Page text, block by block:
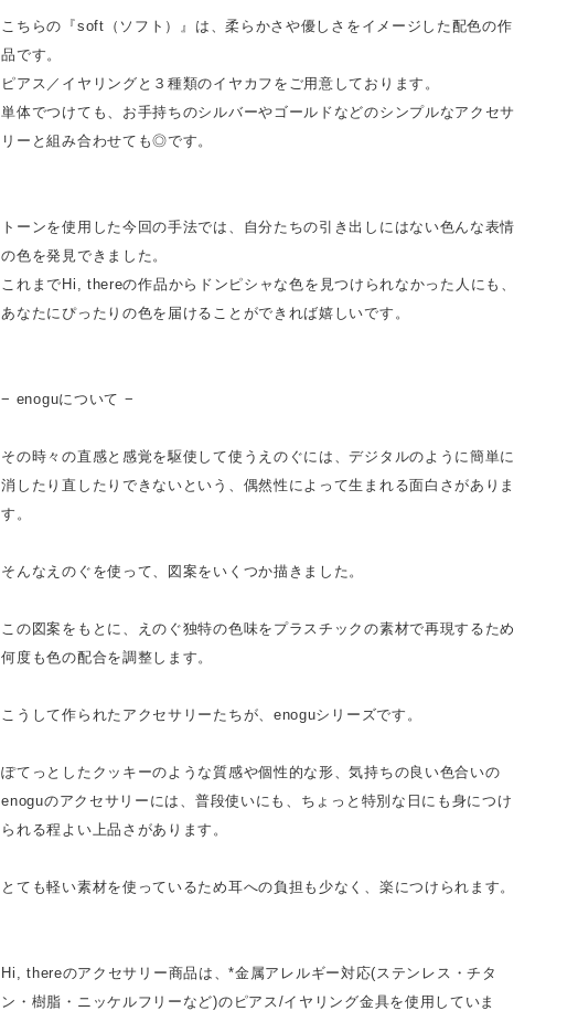
こちらの『soft（ソフト）』は、柔らかさや優しさをイメージした配色の作
品です。
ピアス／イヤリングと３種類のイヤカフをご用意しております。
単体でつけても、お手持ちのシルバーやゴールドなどのシンプルなアクセサ
リーと組み合わせても◎です。
トーンを使用した今回の手法では、自分たちの引き出しにはない色んな表情
の色を発見できました。
これまでHi, thereの作品からドンピシャな色を見つけられなかった人にも、
あなたにぴったりの色を届けることができれば嬉しいです。
− enoguについて −
その時々の直感と感覚を駆使して使うえのぐには、デジタルのように簡単に
消したり直したりできないという、偶然性によって生まれる面白さがありま
す。
そんなえのぐを使って、図案をいくつか描きました。
この図案をもとに、えのぐ独特の色味をプラスチックの素材で再現するため
何度も色の配合を調整します。
こうして作られたアクセサリーたちが、enoguシリーズです。
ぽてっとしたクッキーのような質感や個性的な形、気持ちの良い色合いの
enoguのアクセサリーには、普段使いにも、ちょっと特別な日にも身につけ
られる程よい上品さがあります。
とても軽い素材を使っているため耳への負担も少なく、楽につけられます。
Hi, thereのアクセサリー商品は、*金属アレルギー対応(ステンレス・チタ
ン・樹脂・ニッケルフリーなど)のピアス/イヤリング金具を使用していま